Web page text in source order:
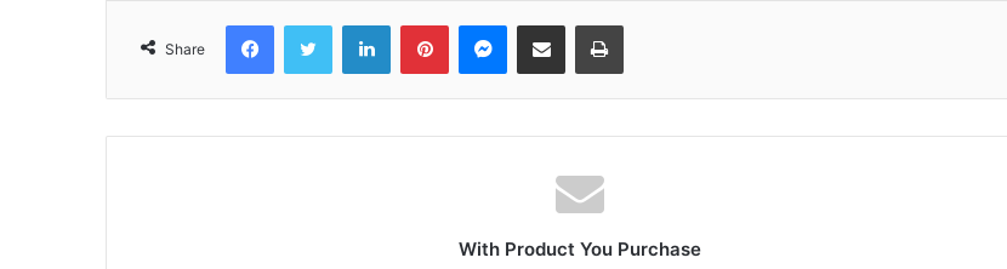
Share
FacebookTwitter LinkedInPinterestMessenger
Share via Email Print
With Product You Purchase